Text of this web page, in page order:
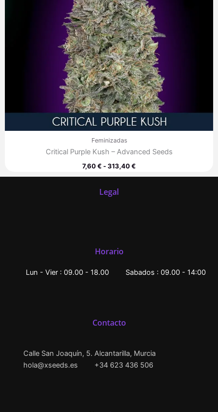
Feminizadas
Critical Purple Kush – Advanced Seeds
7,60€-313,40€
Legal
Horario
Lun - Vier : 09.00 - 18.00 Sabados : 09.00 - 14:00
Contacto
Calle San Joaquín, 5. Alcantarilla, Murcia
hola@xseeds.es
+34 623 436 506